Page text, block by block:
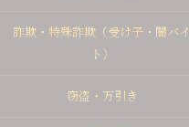
詐欺・特殊詐欺（受け子・闇バイ
ト）
窃盗・万引き